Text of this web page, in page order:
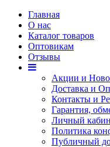
Главная
О нас
Каталог товаров
Оптовикам
Отзывы
Акции и
Доставка и
Контакты и
Гарантия,
Личный
Политика
Публичный